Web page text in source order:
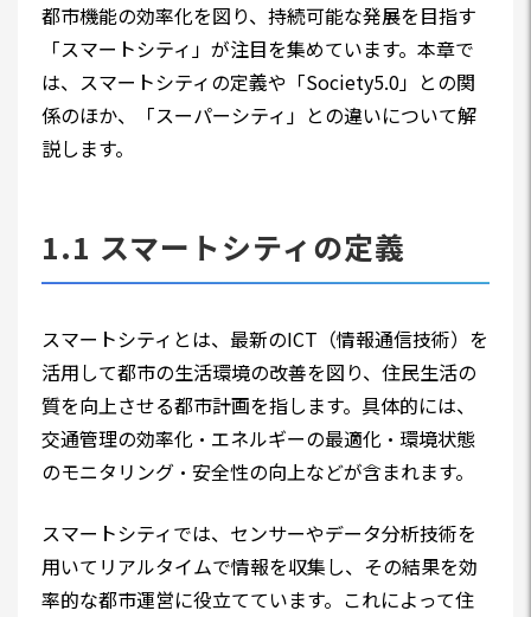
都市機能の効率化を図り、持続可能な発展を目指す
「スマートシティ」が注目を集めています。本章で
は、スマートシティの定義や「Society5.0」との関
係のほか、「スーパーシティ」との違いについて解
説します。
1.1 スマートシティの定義
スマートシティとは、最新のICT（情報通信技術）を
活用して都市の生活環境の改善を図り、住民生活の
質を向上させる都市計画を指します。具体的には、
交通管理の効率化・エネルギーの最適化・環境状態
のモニタリング・安全性の向上などが含まれます。
スマートシティでは、センサーやデータ分析技術を
用いてリアルタイムで情報を収集し、その結果を効
率的な都市運営に役立てています。これによって住